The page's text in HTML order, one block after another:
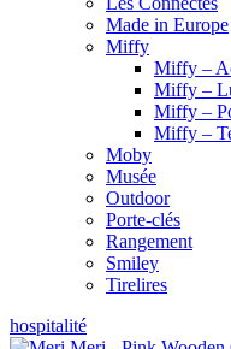
Made in Europe
Miffy
Miffy –
Miffy –
Miffy –
Miffy –
Moby
Musée
Outdoor
Porte-clés
Rangement
Smiley
Tirelires
hospitalité